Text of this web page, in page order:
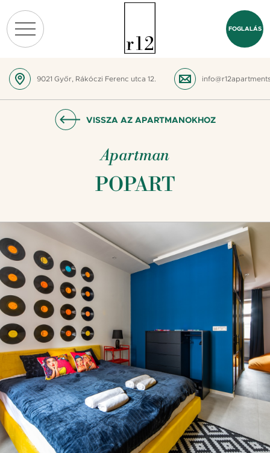
9021 Győr, Rákóczi Ferenc utca 12.
FOGLALÁS
VISSZA AZ APARTMANOKHOZ
Apartman
POPART